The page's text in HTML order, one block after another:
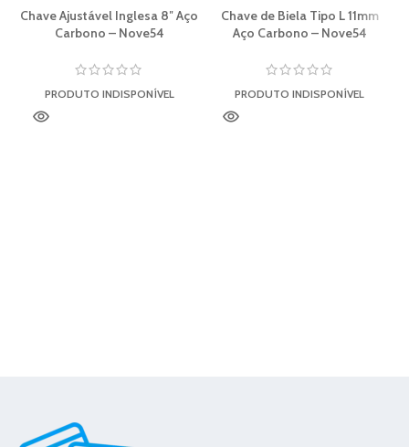
Chave Ajustável Inglesa 8″ Aço
Carbono – Nove54
PRODUTO INDISPONÍVEL
Chave de Biela Tipo L 11mm
Aço Carbono – Nove54
PRODUTO INDISPONÍVEL